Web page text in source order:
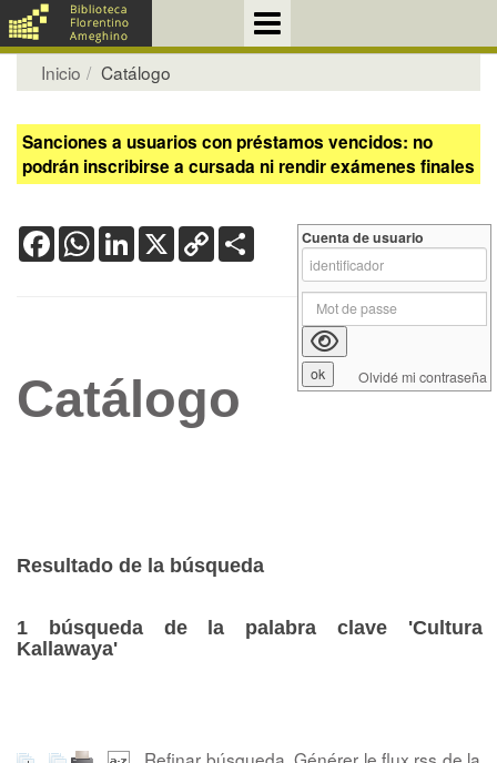
Inicio Catálogo
Sanciones a usuarios con préstamos vencidos: no
podrán inscribirse a cursada ni rendir exámenes finales
FacebookWhatsApp
LinkedIn
X Copy
Link
Catálogo
Resultado de la búsqueda
1 búsqueda de la palabra clave 'Cultura
Kallawaya'
Cuenta de usuario
Olvidé mi contraseña